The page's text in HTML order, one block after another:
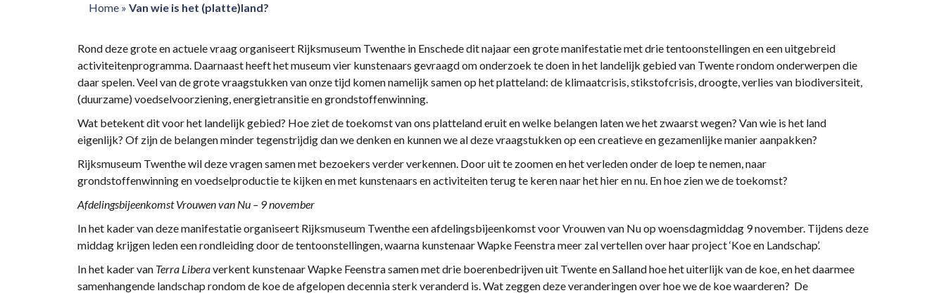
Home» Van wie is het (platte)land?
Rond deze grote en actuele vraag organiseert Rijksmuseum Twenthe in Enschede dit najaar een grote manifestatie met drie tentoonstellingen en een uitgebreid
activiteitenprogramma. Daarnaast heeft het museum vier kunstenaars gevraagd om onderzoek te doen in het landelijk gebied van Twente rondom onderwerpen die
daar spelen. Veel van de grote vraagstukken van onze tijd komen namelijk samen op het platteland: de klimaatcrisis, stikstofcrisis, droogte, verlies van biodiversiteit,
(duurzame) voedselvoorziening, energietransitie en grondstoffenwinning.
Wat betekent dit voor het landelijk gebied? Hoe ziet de toekomst van ons platteland eruit en welke belangen laten we het zwaarst wegen? Van wie is het land
eigenlijk? Of zijn de belangen minder tegenstrijdig dan we denken en kunnen we al deze vraagstukken op een creatieve en gezamenlijke manier aanpakken?
Rijksmuseum Twenthe wil deze vragen samen met bezoekers verder verkennen. Door uit te zoomen en het verleden onder de loep te nemen, naar
grondstoffenwinning en voedselproductie te kijken en met kunstenaars en activiteiten terug te keren naar het hier en nu. En hoe zien we de toekomst?
Afdelingsbijeenkomst Vrouwen van Nu – 9 november
In het kader van deze manifestatie organiseert Rijksmuseum Twenthe een afdelingsbijeenkomst voor Vrouwen van Nu op woensdagmiddag 9 november. Tijdens deze
middag krijgen leden een rondleiding door de tentoonstellingen, waarna kunstenaar Wapke Feenstra meer zal vertellen over haar project ‘Koe en Landschap’.
In het kader van Terra Liberaverkent kunstenaar Wapke Feenstra samen met drie boerenbedrijven uit Twente en Salland hoe het uiterlijk van de koe, en het daarmee
samenhangende landschap rondom de koe de afgelopen decennia sterk veranderd is. Wat zeggen deze veranderingen over hoe we de koe waarderen? De